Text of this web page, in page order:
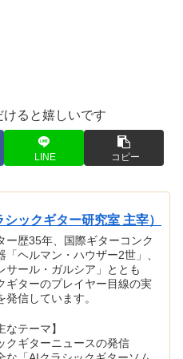
ると嬉しいです
LINE コピー
ックギター研究室 主宰）
ー歴35年、国際ギターコンク
「ヘルマン・ハウザー2世」、
サール・ガルシア」ととも
ギターのプレイヤー目線の実
発信しています。
なテーマ】
クギターニュースの発信